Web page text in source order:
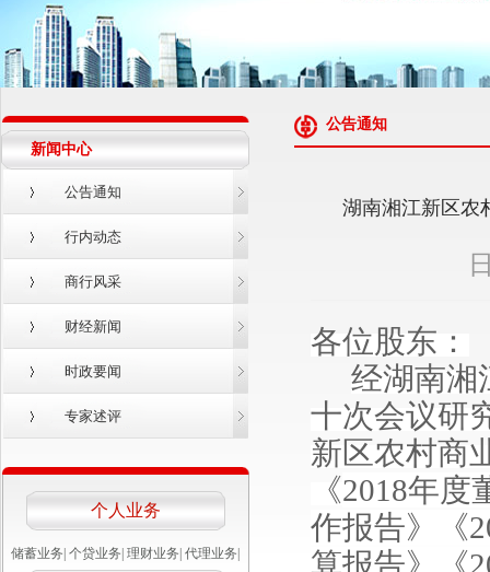
新闻中心
公告通知
行内动态
商行风采
财经新闻
时政要闻
专家述评
个人业务
储蓄业务 个贷业务 理财业务 代理业务
公告通知
湖南湘江新区农
各位股东：
经湖南湘
十次会议研
新区农村商
《2018年度
作报告》《
算报告》《